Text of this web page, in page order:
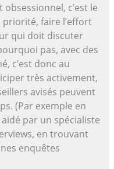
c’est le
faire l’effort
qui doit discuter
pas, avec des
c’est donc au
très activement,
avisés peuvent
(Par exemple en
par un spécialiste
en trouvant
enquêtes